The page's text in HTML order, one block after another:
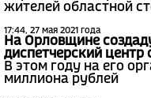
жителей областной
17:44, 27 мая 2021 года
На Орловщине
диспетчерский
В этом году на его
миллиона рублей